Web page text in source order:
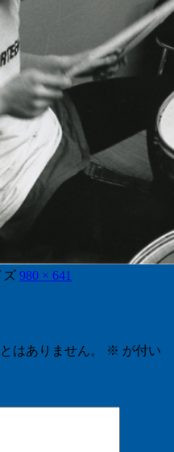
ズ 980 × 641
はありません。 ※ が付い